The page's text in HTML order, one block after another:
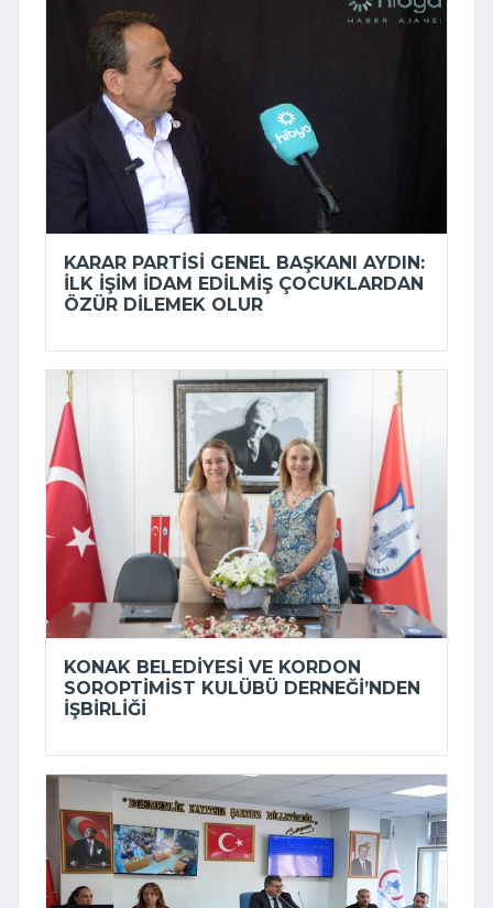
KARAR PARTISI GENEL BAŞKANI AYDIN:
İLK IŞIM IDAM EDILMIŞ ÇOCUKLARDAN
ÖZÜR DILEMEK OLUR
KONAK BELEDIYESI VE KORDON
SOROPTIMIST KULÜBÜ DERNEĞI’NDEN
IŞBIRLIĞI